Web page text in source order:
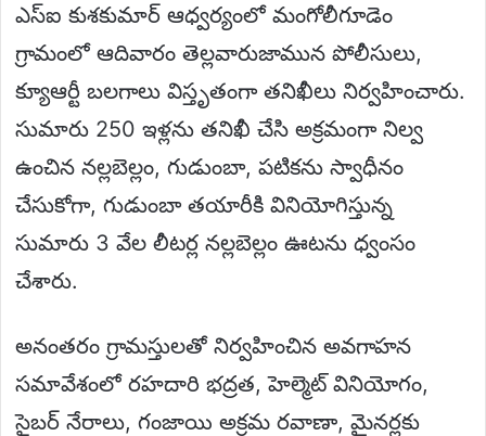
ఎస్‌ఐ కుశకుమార్ ఆధ్వర్యంలో మంగోలీగూడెం
గ్రామంలో ఆదివారం తెల్లవారుజామున పోలీసులు,
క్యూఆర్టీ బలగాలు విస్తృతంగా తనిఖీలు నిర్వహించారు.
సుమారు 250 ఇళ్లను తనిఖీ చేసి అక్రమంగా నిల్వ
ఉంచిన నల్లబెల్లం, గుడుంబా, పటికను స్వాధీనం
చేసుకోగా, గుడుంబా తయారీకి వినియోగిస్తున్న
సుమారు 3 వేల లీటర్ల నల్లబెల్లం ఊటను ధ్వంసం
చేశారు.
అనంతరం గ్రామస్తులతో నిర్వహించిన అవగాహన
సమావేశంలో రహదారి భద్రత, హెల్మెట్ వినియోగం,
సైబర్ నేరాలు, గంజాయి అక్రమ రవాణా, మైనర్లకు